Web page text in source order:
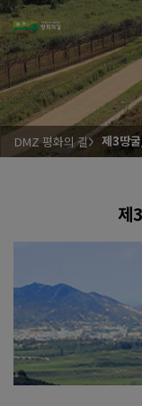
DMZ 평화의 길 제3땅
제